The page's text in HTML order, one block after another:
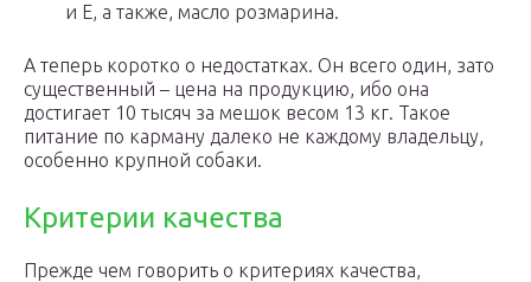
и Е, а также, масло розмарина.
А теперь коротко о недостатках. Он всего один, зато
существенный – цена на продукцию, ибо она
достигает 10 тысяч за мешок весом 13 кг. Такое
питание по карману далеко не каждому владельцу,
особенно крупной собаки.
Критерии качества
Прежде чем говорить о критериях качества,